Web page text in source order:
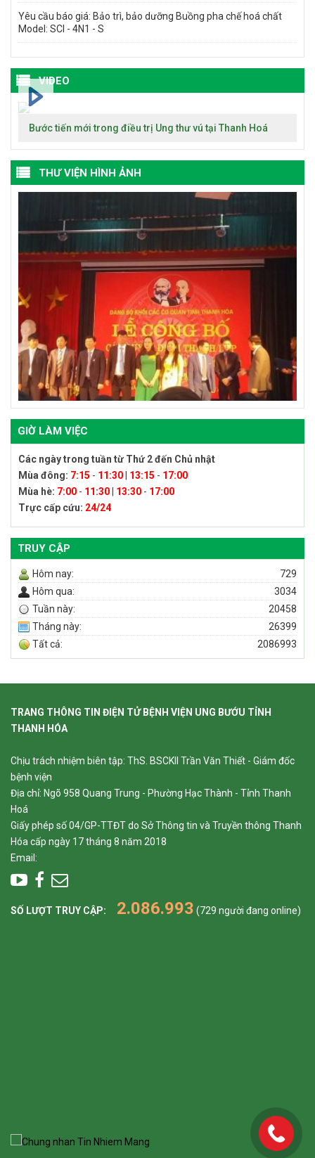
Yêu cầu báo giá: Bảo trì, bảo dưỡng Buồng pha chế hoá chất
Model: SCI - 4N1 - S
VIDEO
Bước tiến mới trong điều trị Ung thư vú tại Thanh Hoá
THƯ VIỆN HÌNH ẢNH
GIỜ LÀM VIỆC
Các ngày trong tuần từ Thứ 2 đến Chủ nhật
Mùa đông: 7:15 - 11:30 13:15 - 17:00
Mùa hè: 7:00 - 11:30 13:30 - 17:00
Trực cấp cứu: 24/24
TRUY CẬP
Hôm nay:
729
Hôm qua:
3034
Tuần này:
20458
Tháng này:
26399
Tất cả:
2086993
TRANG THÔNG TIN ĐIỆN TỬ BỆNH VIỆN UNG BƯỚU TỈNH
THANH HÓA
Chịu trách nhiệm biên tập: ThS. BSCKII Trần Văn Thiết - Giám đốc
bệnh viện
Địa chỉ: Ngõ 958 Quang Trung - Phường Hạc Thành - Tỉnh Thanh
Hoá
Giấy phép số 04/GP-TTĐT do Sở Thông tin và Truyền thông Thanh
Hóa cấp ngày 17 tháng 8 năm 2018
Email:
SỐ LƯỢT TRUY CẬP: 2.086.993 (729 người đang online)